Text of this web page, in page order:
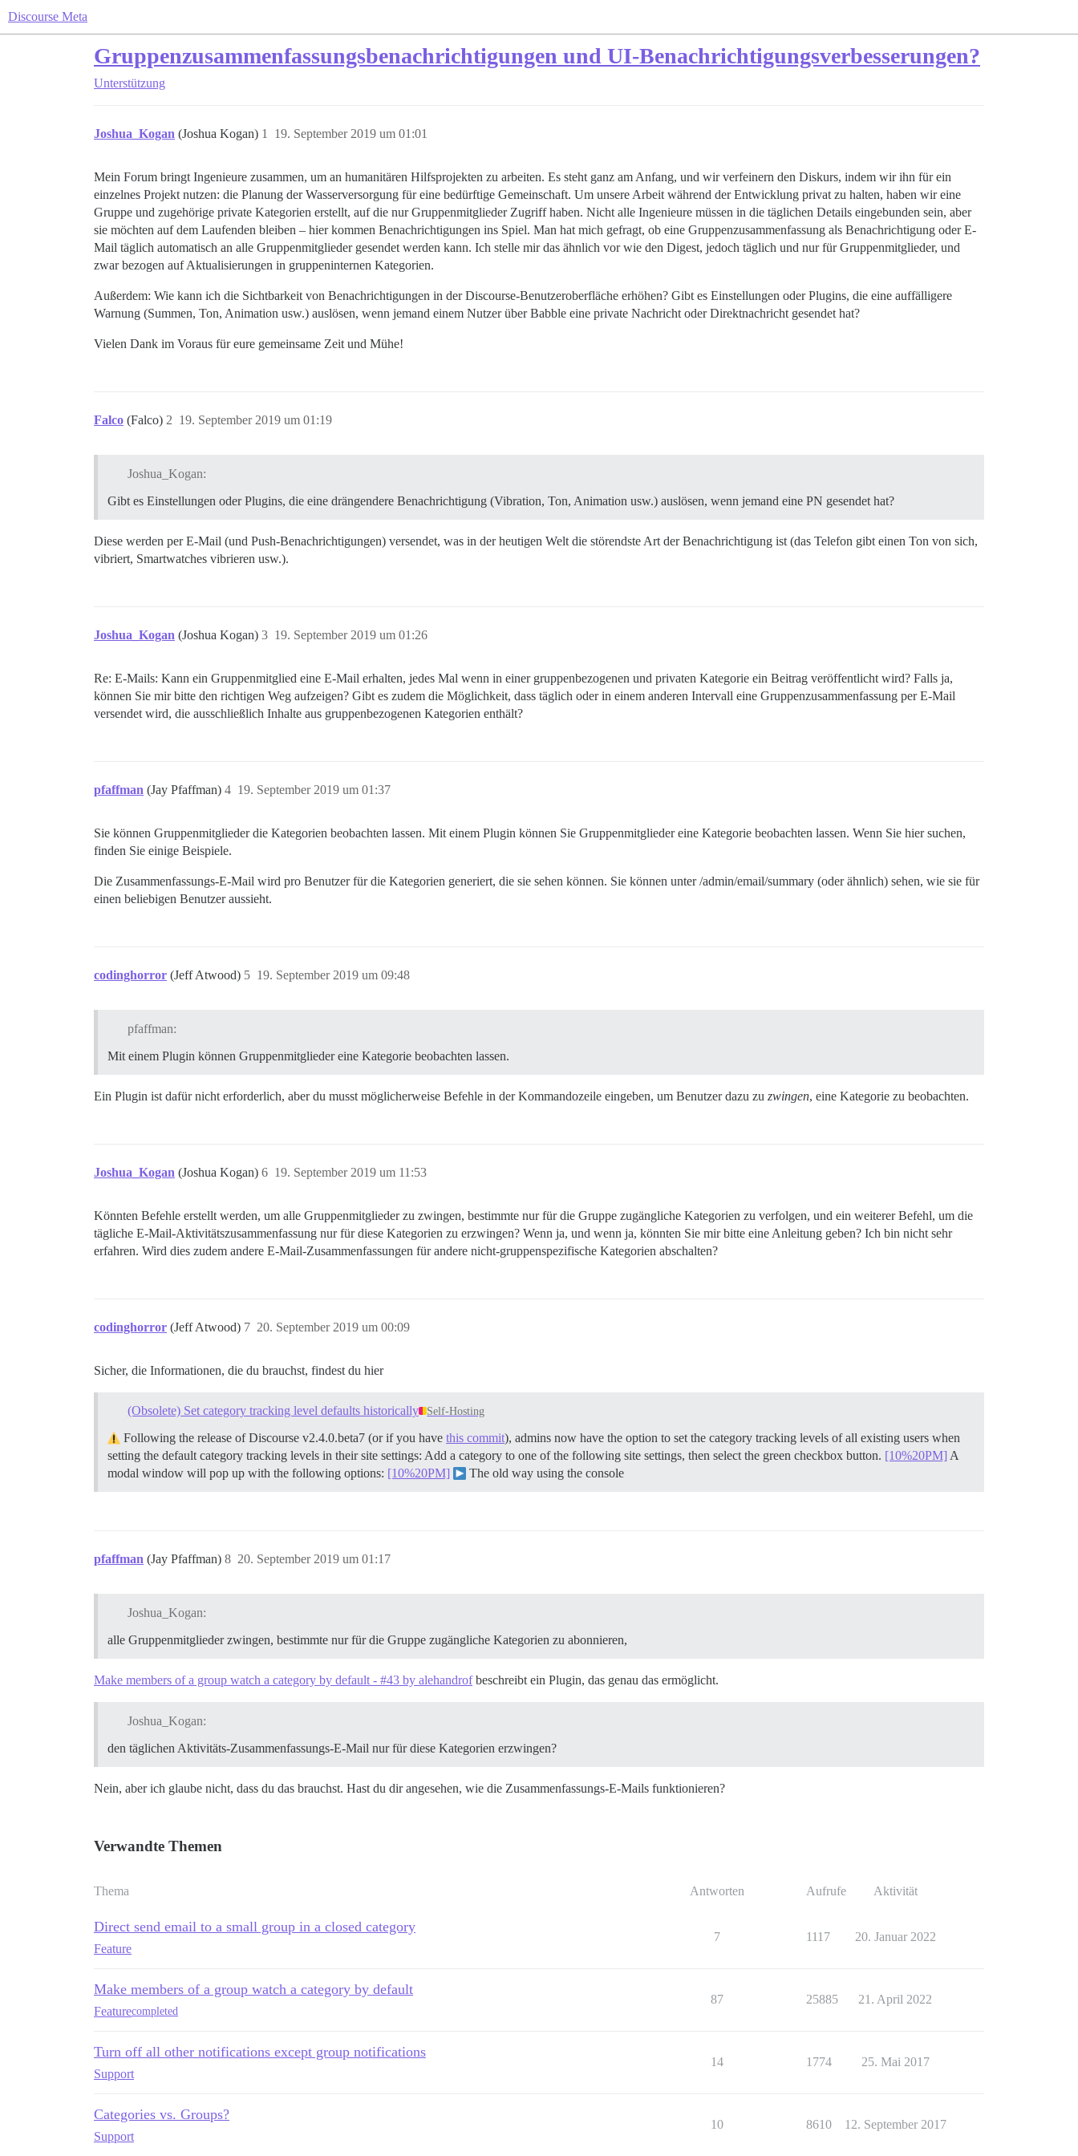
Discourse Meta
Gruppenzusammenfassungsbenachrichtigungen und UI-Benachrichtigungsverbesserungen?
Unterstützung
Joshua_Kogan (Joshua Kogan) 19. September 2019 um 01:01
1
Mein Forum bringt Ingenieure zusammen, um an humanitären Hilfsprojekten zu arbeiten. Es steht ganz am Anfang, und wir verfeinern den Diskurs, indem wir ihn für ein
einzelnes Projekt nutzen: die Planung der Wasserversorgung für eine bedürftige Gemeinschaft. Um unsere Arbeit während der Entwicklung privat zu halten, haben wir eine
Gruppe und zugehörige private Kategorien erstellt, auf die nur Gruppenmitglieder Zugriff haben. Nicht alle Ingenieure müssen in die täglichen Details eingebunden sein, aber
sie möchten auf dem Laufenden bleiben – hier kommen Benachrichtigungen ins Spiel. Man hat mich gefragt, ob eine Gruppenzusammenfassung als Benachrichtigung oder E-
Mail täglich automatisch an alle Gruppenmitglieder gesendet werden kann. Ich stelle mir das ähnlich vor wie den Digest, jedoch täglich und nur für Gruppenmitglieder, und
zwar bezogen auf Aktualisierungen in gruppeninternen Kategorien.
Außerdem: Wie kann ich die Sichtbarkeit von Benachrichtigungen in der Discourse-Benutzeroberfläche erhöhen? Gibt es Einstellungen oder Plugins, die eine auffälligere
Warnung (Summen, Ton, Animation usw.) auslösen, wenn jemand einem Nutzer über Babble eine private Nachricht oder Direktnachricht gesendet hat?
Vielen Dank im Voraus für eure gemeinsame Zeit und Mühe!
Falco (Falco) 19. September 2019 um 01:19
2
Joshua_Kogan:
Gibt es Einstellungen oder Plugins, die eine drängendere Benachrichtigung (Vibration, Ton, Animation usw.) auslösen, wenn jemand eine PN gesendet hat?
Diese werden per E-Mail (und Push-Benachrichtigungen) versendet, was in der heutigen Welt die störendste Art der Benachrichtigung ist (das Telefon gibt einen Ton von sich,
vibriert, Smartwatches vibrieren usw.).
Joshua_Kogan (Joshua Kogan) 19. September 2019 um 01:26
3
Re: E-Mails: Kann ein Gruppenmitglied eine E-Mail erhalten, jedes Mal wenn in einer gruppenbezogenen und privaten Kategorie ein Beitrag veröffentlicht wird? Falls ja,
können Sie mir bitte den richtigen Weg aufzeigen? Gibt es zudem die Möglichkeit, dass täglich oder in einem anderen Intervall eine Gruppenzusammenfassung per E-Mail
versendet wird, die ausschließlich Inhalte aus gruppenbezogenen Kategorien enthält?
pfaffman (Jay Pfaffman) 19. September 2019 um 01:37
4
Sie können Gruppenmitglieder die Kategorien beobachten lassen. Mit einem Plugin können Sie Gruppenmitglieder eine Kategorie beobachten lassen. Wenn Sie hier suchen,
finden Sie einige Beispiele.
Die Zusammenfassungs-E-Mail wird pro Benutzer für die Kategorien generiert, die sie sehen können. Sie können unter /admin/email/summary (oder ähnlich) sehen, wie sie für
einen beliebigen Benutzer aussieht.
codinghorror (Jeff Atwood) 19. September 2019 um 09:48
5
pfaffman:
Mit einem Plugin können Gruppenmitglieder eine Kategorie beobachten lassen.
Ein Plugin ist dafür nicht erforderlich, aber du musst möglicherweise Befehle in der Kommandozeile eingeben, um Benutzer dazu zu zwingen, eine Kategorie zu beobachten.
Joshua_Kogan (Joshua Kogan) 19. September 2019 um 11:53
6
Könnten Befehle erstellt werden, um alle Gruppenmitglieder zu zwingen, bestimmte nur für die Gruppe zugängliche Kategorien zu verfolgen, und ein weiterer Befehl, um die
tägliche E-Mail-Aktivitätszusammenfassung nur für diese Kategorien zu erzwingen? Wenn ja, und wenn ja, könnten Sie mir bitte eine Anleitung geben? Ich bin nicht sehr
erfahren. Wird dies zudem andere E-Mail-Zusammenfassungen für andere nicht-gruppenspezifische Kategorien abschalten?
codinghorror (Jeff Atwood) 20. September 2019 um 00:09
7
Sicher, die Informationen, die du brauchst, findest du hier
(Obsolete) Set category tracking level defaults historically Self-Hosting
Following the release of Discourse v2.4.0.beta7 (or if you have this commit), admins now have the option to set the category tracking levels of all existing users when
setting the default category tracking levels in their site settings: Add a category to one of the following site settings, then select the green checkbox button. [10%20PM] A
modal window will pop up with the following options: [10%20PM] The old way using the console
pfaffman (Jay Pfaffman) 20. September 2019 um 01:17
8
Joshua_Kogan:
alle Gruppenmitglieder zwingen, bestimmte nur für die Gruppe zugängliche Kategorien zu abonnieren,
Make members of a group watch a category by default - #43 by alehandrofbeschreibt ein Plugin, das genau das ermöglicht.
Joshua_Kogan:
den täglichen Aktivitäts-Zusammenfassungs-E-Mail nur für diese Kategorien erzwingen?
Nein, aber ich glaube nicht, dass du das brauchst. Hast du dir angesehen, wie die Zusammenfassungs-E-Mails funktionieren?
Verwandte Themen
Thema Antworten Aufrufe Aktivität
Direct send email to a small group in a closed category
Feature
7 1117 20. Januar 2022
Make members of a group watch a category by default
Featurecompleted
87 25885 21. April 2022
Turn off all other notifications except group notifications
Support
14 1774 25. Mai 2017
Categories vs. Groups?
Support
10 8610 12. September 2017